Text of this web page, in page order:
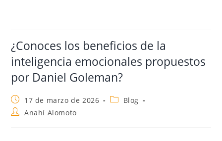
¿Conoces los beneficios de la
inteligencia emocionales propuestos
por Daniel Goleman?
17 de marzo de 2026
Blog
Anahí Alomoto